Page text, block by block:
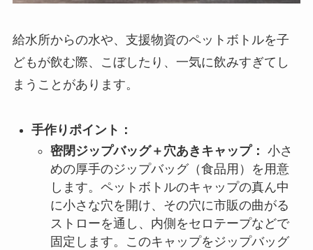
給水所からの水や、支援物資のペットボトルを子
どもが飲む際、こぼしたり、一気に飲みすぎてし
まうことがあります。
手作りポイント：
密閉ジップバッグ＋穴あきキャップ： 小さ
めの厚手のジップバッグ（食品用）を用意
します。ペットボトルのキャップの真ん中
に小さな穴を開け、その穴に市販の曲がる
ストローを通し、内側をセロテープなどで
固定します。このキャップをジップバッグ